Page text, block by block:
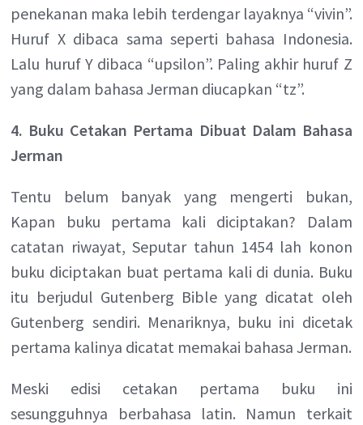
penekanan maka lebih terdengar layaknya “vivin”.
Huruf X dibaca sama seperti bahasa Indonesia.
Lalu huruf Y dibaca “upsilon”. Paling akhir huruf Z
yang dalam bahasa Jerman diucapkan “tz”.
4. Buku Cetakan Pertama Dibuat Dalam Bahasa
Jerman
Tentu belum banyak yang mengerti bukan,
Kapan buku pertama kali diciptakan? Dalam
catatan riwayat, Seputar tahun 1454 lah konon
buku diciptakan buat pertama kali di dunia. Buku
itu berjudul Gutenberg Bible yang dicatat oleh
Gutenberg sendiri. Menariknya, buku ini dicetak
pertama kalinya dicatat memakai bahasa Jerman.
Meski edisi cetakan pertama buku ini
sesungguhnya berbahasa latin. Namun terkait